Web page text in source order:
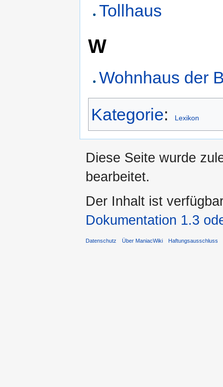
Tollhaus
W
Wohnhaus der
Kategorie: Lexikon
Diese Seite wurde
bearbeitet.
Der Inhalt ist
Dokumentation 1.3
Datenschutz Über ManiacWiki Haftungsausschluss